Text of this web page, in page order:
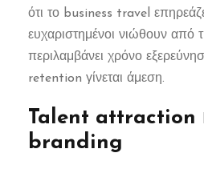
ότι το business travel
ευχαριστημένοι νιώθουν από
περιλαμβάνει χρόνο
retention γίνεται άμεση.
Talent attraction
branding